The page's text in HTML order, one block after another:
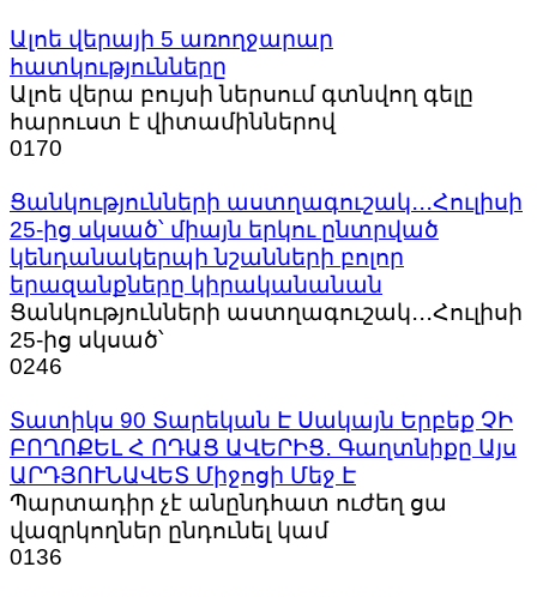
Ալոե վերայի 5 առողջարար
հատկությունները
Ալոե վերա բույսի ներսում գտնվող գելը
հարուստ է վիտամիններով
0170
Ցանկությունների աստղագուշակ․․․Հուլիսի
25-ից սկսած՝ միայն երկու ընտրված
կենդանակերպի նշանների բոլոր
երազանքները կիրականանան
Ցանկությունների աստղագուշակ․․․Հուլիսի
25-ից սկսած՝
0246
Տատիկս 90 Տարեկան Է Սակայն Երբեք ՉԻ
ԲՈՂՈՔԵԼ Հ ՈԴԱՑ ԱՎԵՐԻՑ․ Գաղտնիքը Այս
ԱՐԴՅՈՒՆԱՎԵՏ Միջոցի Մեջ Է
Պարտադիր չէ անընդհատ ուժեղ ցա
վազրկողներ ընդունել կամ
0136